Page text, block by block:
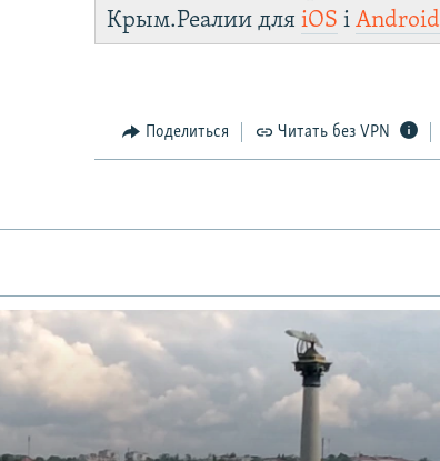
Крым.Реалии дляiOS іAndroid
Поделиться Читать без VPN